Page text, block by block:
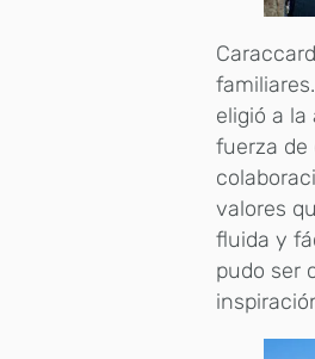
eligió a
fuerza de
valores
fluida y
pudo ser